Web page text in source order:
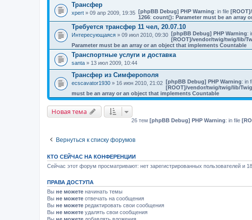
Трансфер
xpert » 09 апр 2009, 19:35 [phpBB Debug] PHP Warning: in file
1266: count(): Parameter must be an array
Требуется трансфер 11 чел, 20.07.10
Интересующаяся » 09 июл 2010, 09:30 [phpBB Debug] PHP Warning:
[ROOT]/vendor/twig/twig/lib/
Parameter must be an array or an object that implements Countable
Транспортные услуги и доставка
santa » 13 июл 2009, 10:44
Трансфер из Симферополя
ecscavator1930 » 16 июн 2010, 21:02 [phpBB Debug] PHP Warning: in
[ROOT]/vendor/twig/twig/lib/
must be an array or an object that implements Countable
Новая тема
26 тем [phpBB Debug] PHP Warning: in file
Вернуться к списку форумов
КТО СЕЙЧАС НА КОНФЕРЕНЦИИ
Сейчас этот форум просматривают: нет зарегистрированных пользователей и
ПРАВА ДОСТУПА
Вы не можете начинать темы
Вы не можете отвечать на сообщения
Вы не можете редактировать свои сообщения
Вы не можете удалять свои сообщения
Вы не можете добавлять вложения